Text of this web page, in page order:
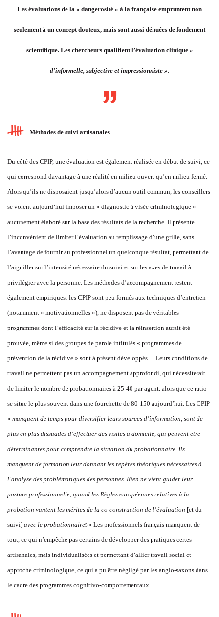
Les évaluations de la « dangerosité » à la française empruntent non
seulement à un concept douteux, mais sont aussi dénuées de fondement
scientifique. Les chercheurs qualifient l’évaluation clinique «
d’informelle, subjective et impressionniste ».
Méthodes de suivi artisanales
Du côté des CPIP, une évaluation est également réalisée en début de suivi, ce
qui correspond davantage à une réalité en milieu ouvert qu’en milieu fermé.
Alors qu’ils ne disposaient jusqu’alors d’aucun outil commun, les conseillers
se voient aujourd’hui imposer un « diagnostic à visée criminologique »
aucunement élaboré sur la base des résultats de la recherche. Il présente
l’inconvénient de limiter l’évaluation au remplissage d’une grille, sans
l’avantage de fournir au professionnel un quelconque résultat, permettant de
l’aiguiller sur l’intensité nécessaire du suivi et sur les axes de travail à
privilégier avec la personne. Les méthodes d’accompagnement restent
également empiriques: les CPIP sont peu formés aux techniques d’entretien
(notamment « motivationnelles »), ne disposent pas de véritables
programmes dont l’efficacité sur la récidive et la réinsertion aurait été
prouvée, même si des groupes de parole intitulés « programmes de
prévention de la récidive » sont à présent développés… Leurs conditions de
travail ne permettent pas un accompagnement approfondi, qui nécessiterait
de limiter le nombre de probationnaires à 25-40 par agent, alors que ce ratio
se situe le plus souvent dans une fourchette de 80-150 aujourd’hui. Les CPIP
« manquent de temps pour diversifier leurs sources d’information, sont de
plus en plus dissuadés d’effectuer des visites à domicile, qui peuvent être
déterminantes pour comprendre la situation du probationnaire. Ils
manquent de formation leur donnant les repères théoriques nécessaires à
l’analyse des problématiques des personnes. Rien ne vient guider leur
posture professionnelle, quand les Règles européennes relatives à la
probation vantent les mérites de la co-construction de l’évaluation [et du
suivi] avec le probationnaire5 » Les professionnels français manquent de
tout, ce qui n’empêche pas certains de développer des pratiques certes
artisanales, mais individualisées et permettant d’allier travail social et
approche criminologique, ce qui a pu être négligé par les anglo-saxons dans
le cadre des programmes cognitivo-comportementaux.